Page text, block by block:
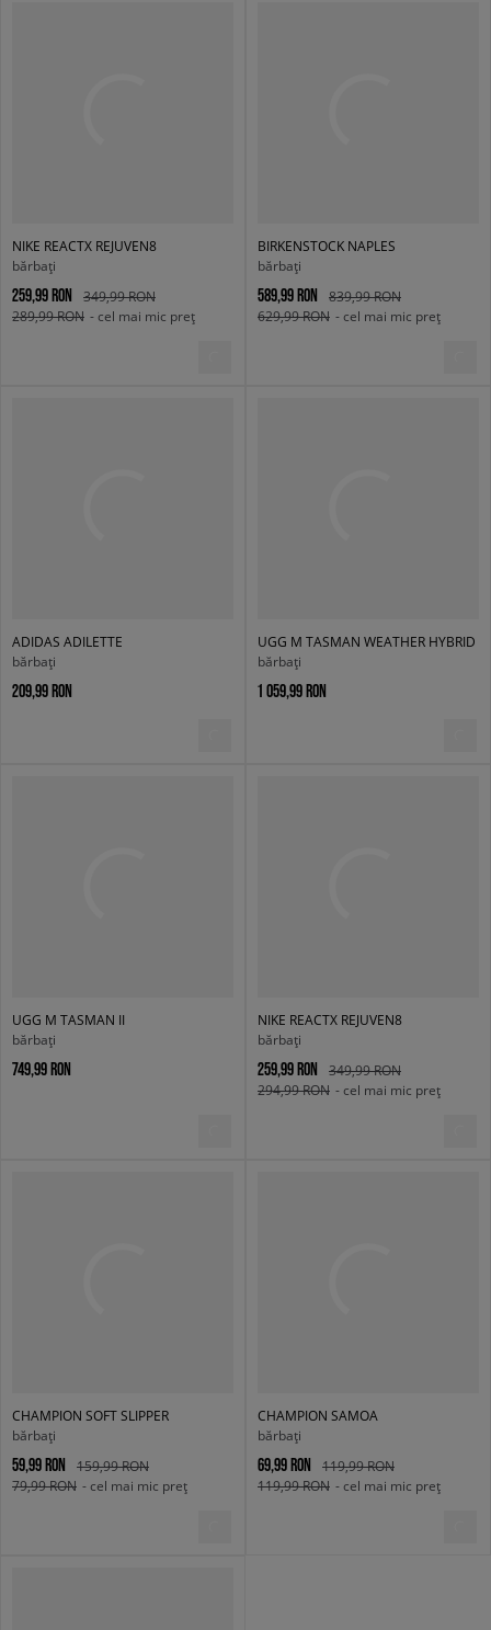
NIKE REACTX REJUVEN8
bărbați
259,99 RON
349,99 RON
289,99 RON - cel mai mic preț
BIRKENSTOCK NAPLES
bărbați
589,99 RON
839,99 RON
629,99 RON - cel mai mic preț
ADIDAS ADILETTE
bărbați
209,99 RON
UGG M TASMAN WEATHER HYBRID
bărbați
1 059,99 RON
UGG M TASMAN II
bărbați
749,99 RON
NIKE REACTX REJUVEN8
bărbați
259,99 RON
349,99 RON
294,99 RON - cel mai mic preț
CHAMPION SOFT SLIPPER
bărbați
59,99 RON
159,99 RON
79,99 RON - cel mai mic preț
CHAMPION SAMOA
bărbați
69,99 RON
119,99 RON
119,99 RON - cel mai mic preț